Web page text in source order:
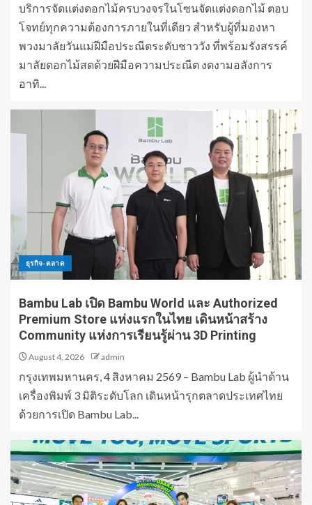
บริการจัดแต่งดอกไม้ครบวงจรในโซนจัดแต่งดอกไม้ ตอบ
โจทย์ทุกความต้องการภายในที่เดียว สำหรับผู้ที่มองหา
พวงมาลัยวันแม่ฝีมือประณีตระดับชาววัง ที่พร้อมรังสรรค์
มาลัยดอกไม้สดด้วยฝีมือความประณีต งดงามอลังการ
อาทิ...
ธุรกิจ-ตลาด
Bambu Lab เปิด Bambu World และ Authorized
Premium Store แห่งแรกในไทย เดินหน้าสร้าง
Community แห่งการเรียนรู้ผ่าน 3D Printing
August 4, 2026 admin
กรุงเทพมหานคร, 4 สิงหาคม 2569 – Bambu Lab ผู้นำด้าน
เครื่องพิมพ์ 3 มิติระดับโลก เดินหน้ารุกตลาดประเทศไทย
ด้วยการเปิด Bambu Lab...